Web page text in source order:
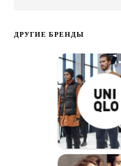
ДРУГИЕ БРЕНДЫ